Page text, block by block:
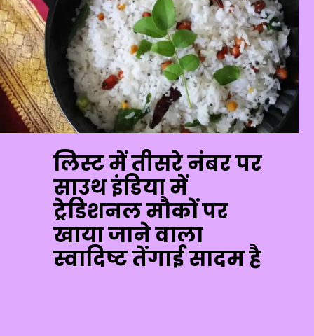
लिस्ट में तीसरे नंबर पर
साउथ इंडिया में
ट्रेडिशनल मौकों पर
खाया जाने वाला
स्वादिष्ट तेंगाई सादम है